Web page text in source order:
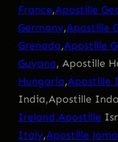
France,Apostille
Germany,Apostille
Grenada,Apostille
Guyana, Apostille
Hungaria,Apostille
India,Apostille
Ireland,Apostille
Italy,Apostille